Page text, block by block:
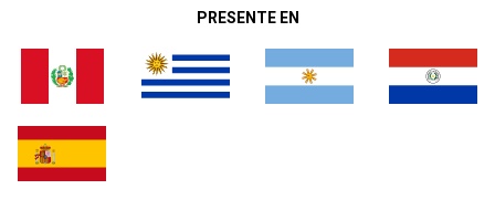
PRESENTE EN